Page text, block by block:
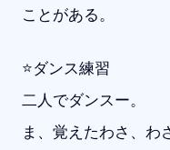
ことがある。
⭐️ダンス練習
二人でダンスー。
ま、覚えたわさ、わ